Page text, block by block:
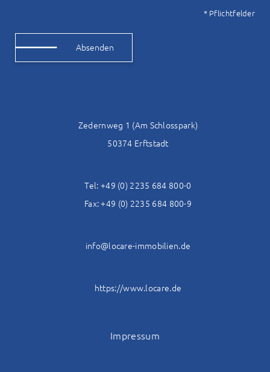
* Pflichtfelder
Zedernweg 1 (Am Schlosspark)
50374 Erftstadt
Tel: +49 (0) 2235 684 800-0
Fax: +49 (0) 2235 684 800-9
info@locare-immobilien.de
https://www.locare.de
Impressum